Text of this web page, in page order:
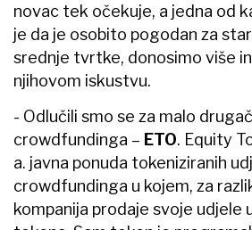
novac tek očekuje, a jedna od
je da je osobito pogodan za
srednje tvrtke, donosimo više
njihovom iskustvu.
- Odlučili smo se za malo
crowdfundinga – ETO. Equity
a. javna ponuda tokeniziranih
crowdfundinga u kojem, za
kompanija prodaje svoje udjele